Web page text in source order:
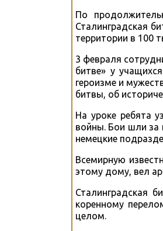
По
Сталинградская
территории в 100
3 февраля
битве» у
героизме и
битвы, об
На уроке ребята
войны. Бои шли за
немецкие
Всемирную
этому дому, вел
Сталинградская
коренному
целом.